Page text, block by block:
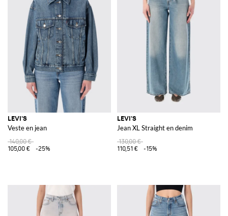
LEVI'S
Veste en jean
140,00 €
105,00 €
-25%
LEVI'S
Jean XL Straight en denim
130,00 €
110,51 €
-15%